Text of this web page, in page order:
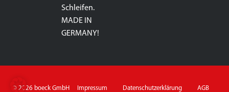
Schleifen.
MADE IN
GERMANY!
© 2026 boeck GmbH Impressum Datenschutzerklärung AGB